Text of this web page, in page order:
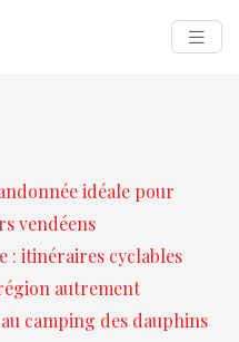
idéale pour
vendéens
: itinéraires cyclables
autrement
camping des dauphins